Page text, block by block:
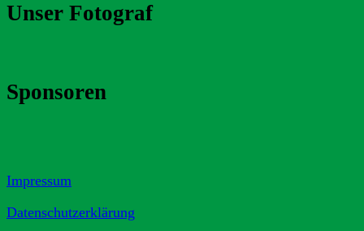
Unser Fotograf
Sponsoren
Impressum
Datenschutzerklärung